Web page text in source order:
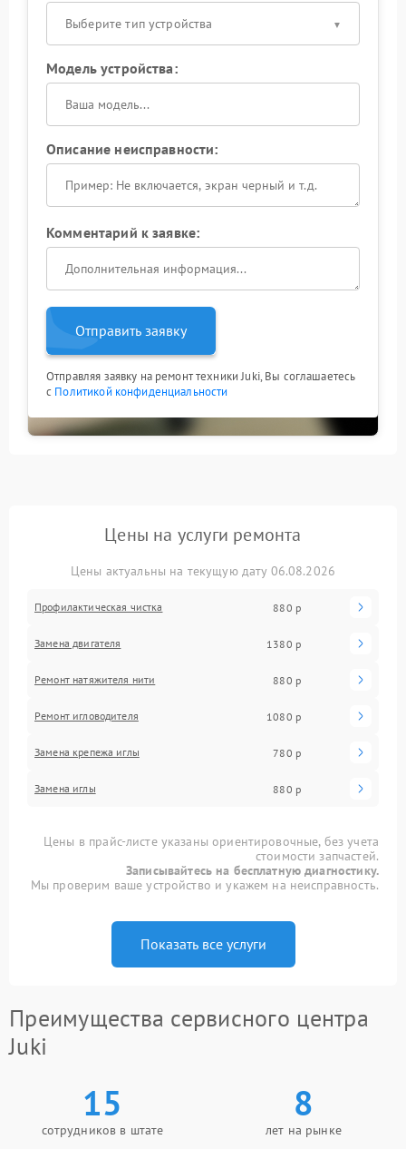
Выберите тип устройства
Модель устройства:
Описание неисправности:
Комментарий к заявке:
Отправить заявку
Отправляя заявку на ремонт техники Juki, Вы соглашаетесь
с Политикой конфиденциальности
Цены на услуги ремонта
Цены актуальны на текущую дату 06.08.2026
Профилактическая чистка 880 р
Замена двигателя 1380 р
Ремонт натяжителя нити 880 р
Ремонт игловодителя 1080 р
Замена крепежа иглы 780 р
Замена иглы 880 р
Цены в прайс-листе указаны ориентировочные, без учета
стоимости запчастей.
Записывайтесь на бесплатную диагностику.
Мы проверим ваше устройство и укажем на неисправность.
Показать все услуги
Преимущества сервисного центра
Juki
15
сотрудников в штате
8
лет на рынке